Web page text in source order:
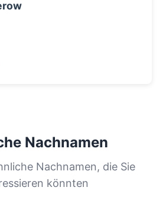
Nachnamen
Nachnamen, die Sie
könnten